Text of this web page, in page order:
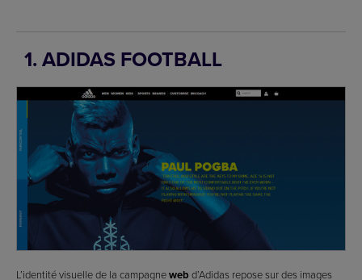
1. ADIDAS FOOTBALL
L’identité visuelle de la campagneweb d’Adidas repose sur des images